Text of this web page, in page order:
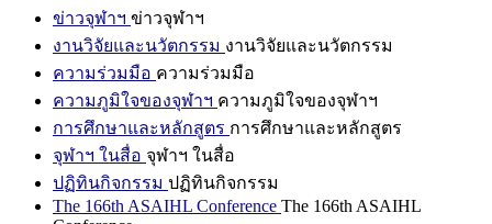
ข่าวจุฬาฯ ข่าวจุฬาฯ
งานวิจัยและนวัตกรรม งานวิจัยและนวัตกรรม
ความร่วมมือ ความร่วมมือ
ความภูมิใจของจุฬาฯ ความภูมิใจของจุฬาฯ
การศึกษาและหลักสูตร การศึกษาและหลักสูตร
จุฬาฯ ในสื่อ จุฬาฯ ในสื่อ
ปฏิทินกิจกรรม ปฏิทินกิจกรรม
The 166th ASAIHL Conference The 166th ASAIHL